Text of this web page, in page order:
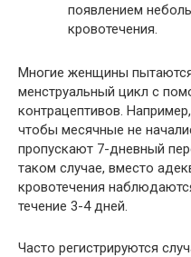
появлением
кровотечения.
Многие женщины пытаются
менструальный цикл с
контрацептивов.
чтобы месячные не
пропускают 7-дневный
таком случае, вместо
кровотечения
течение 3-4 дней.
Часто регистрируются